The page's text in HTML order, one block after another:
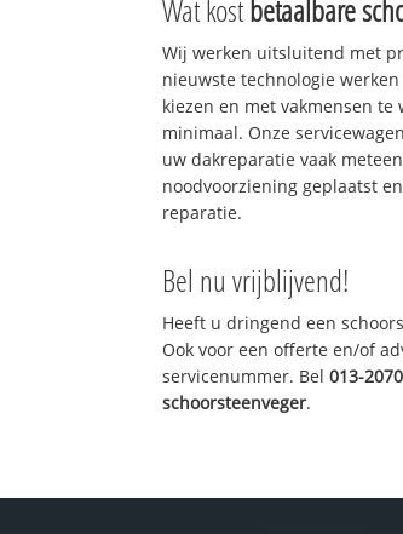
Wat kostbetaalbare
Wij werken uitsluitend met
nieuwste technologie
kiezen en met vakmensen
minimaal. Onze
uw dakreparatie vaak
noodvoorziening geplaatst
reparatie.
Bel nu vrijblijvend!
Heeft u dringend een
Ook voor een offerte en/of
servicenummer. Bel013-
schoorsteenveger.